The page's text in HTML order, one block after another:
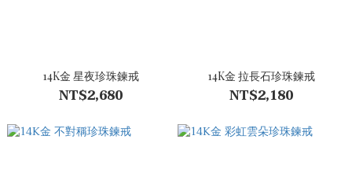
14K金 星夜珍珠鍊戒
NT$2,680
14K金 拉長石珍珠鍊戒
NT$2,180